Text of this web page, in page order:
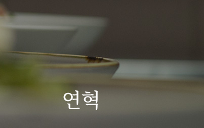
연혁